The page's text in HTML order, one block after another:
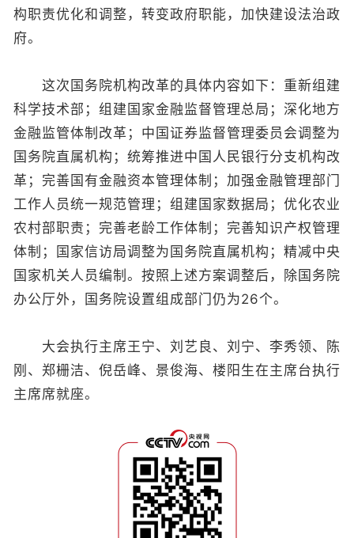
构职责优化和调整，转变政府职能，加快建设法治政
府。
这次国务院机构改革的具体内容如下：重新组建
科学技术部；组建国家金融监督管理总局；深化地方
金融监管体制改革；中国证券监督管理委员会调整为
国务院直属机构；统筹推进中国人民银行分支机构改
革；完善国有金融资本管理体制；加强金融管理部门
工作人员统一规范管理；组建国家数据局；优化农业
农村部职责；完善老龄工作体制；完善知识产权管理
体制；国家信访局调整为国务院直属机构；精减中央
国家机关人员编制。按照上述方案调整后，除国务院
办公厅外，国务院设置组成部门仍为26个。
大会执行主席王宁、刘艺良、刘宁、李秀领、陈
刚、郑栅洁、倪岳峰、景俊海、楼阳生在主席台执行
主席席就座。